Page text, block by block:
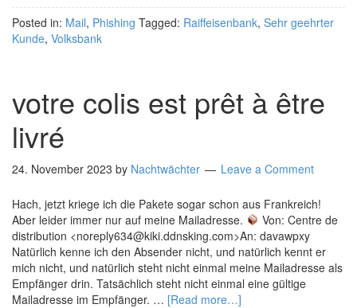
Posted in: Mail, Phishing Tagged: Raiffeisenbank, Sehr geehrter
Kunde, Volksbank
votre colis est prêt à être
livré
24. November 2023 by Nachtwächter Leave a Comment
Hach, jetzt kriege ich die Pakete sogar schon aus Frankreich!
Aber leider immer nur auf meine Mailadresse.
Von: Centre de
distribution <noreply634@kiki.ddnsking.com>An: davawpxy
Natürlich kenne ich den Absender nicht, und natürlich kennt er
mich nicht, und natürlich steht nicht einmal meine Mailadresse als
Empfänger drin. Tatsächlich steht nicht einmal eine gültige
Mailadresse im Empfänger. … [Read more…]